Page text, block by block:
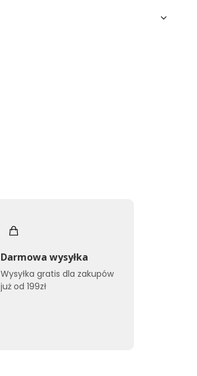
Darmowa wysyłka
Wysyłka gratis dla zakupów
już od 199zł